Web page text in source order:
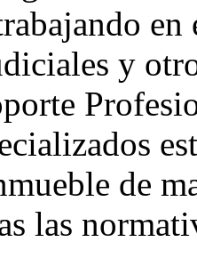
en
y
de
las